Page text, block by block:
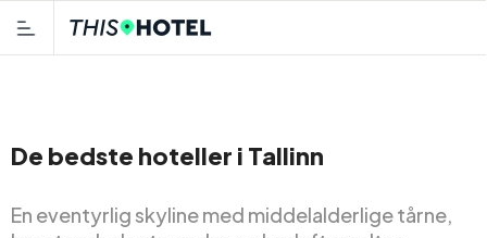
De bedste hoteller i Tallinn
En eventyrlig skyline med middelalderlige tårne,